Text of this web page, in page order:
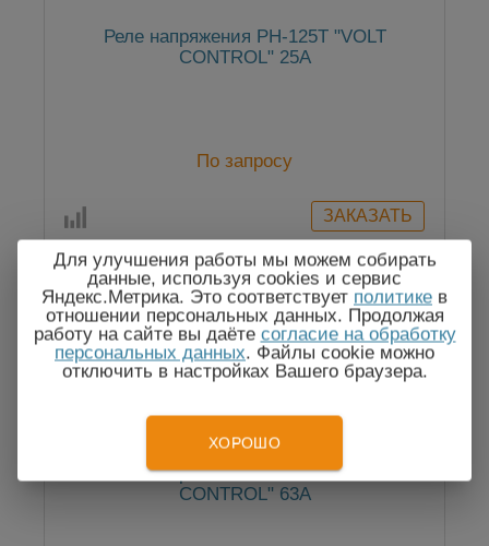
Реле напряжения РН-125Т "VOLT
CONTROL" 25А
По запросу
Реле напряжения РН-163Т "VOLT
CONTROL" 63А
Для улучшения работы мы можем собирать
данные, используя cookies и сервис
Яндекс.Метрика. Это соответствует политике в
отношении персональных данных. Продолжая
работу на сайте вы даёте согласие на обработку
персональных данных. Файлы cookie можно
отключить в настройках Вашего браузера.
ХОРОШО